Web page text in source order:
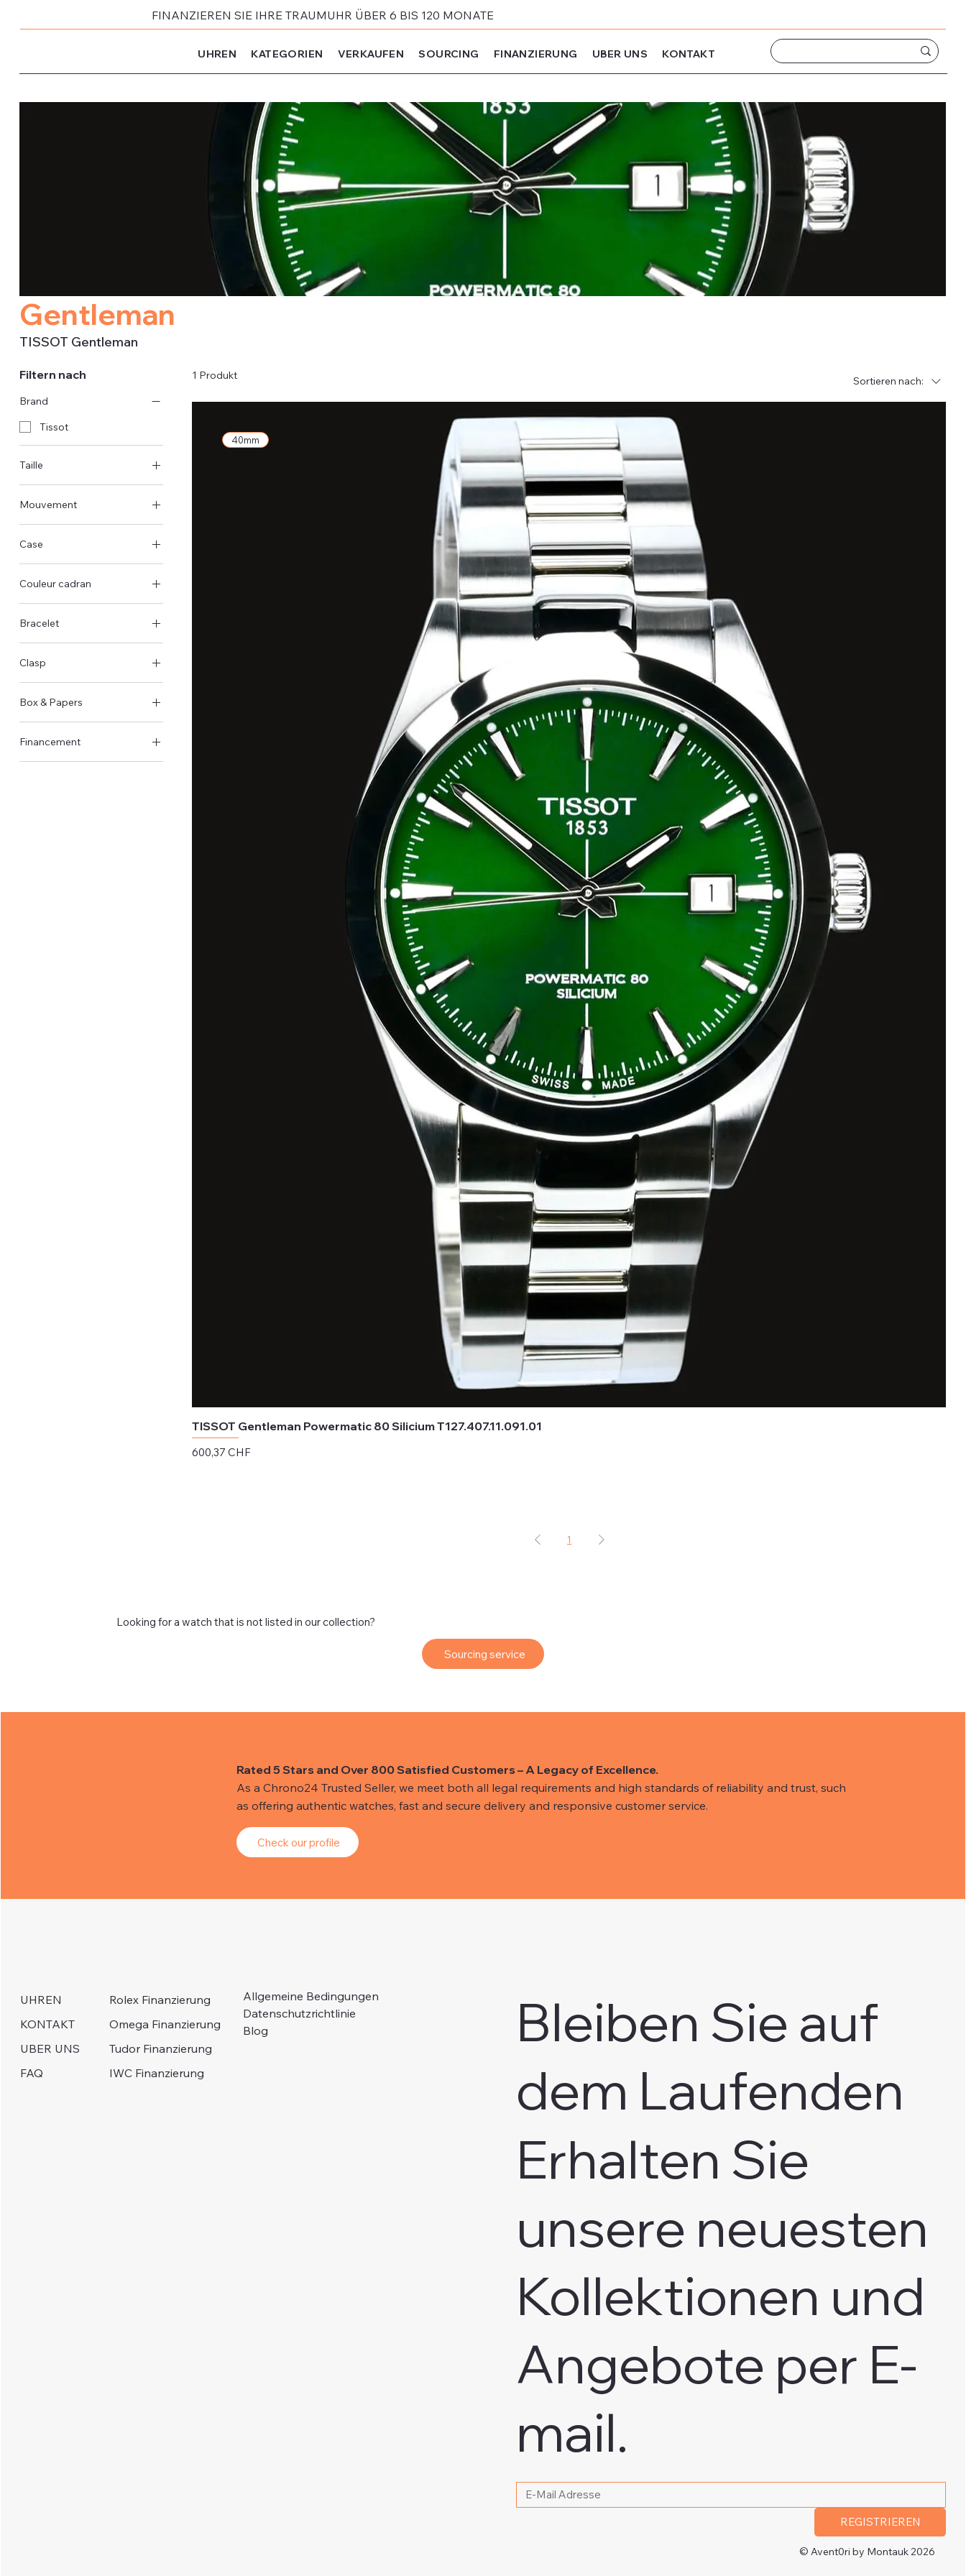
FINANZIEREN SIE IHRE TRAUMUHR ÜBER 6 BIS 120 MONATE
UHREN KATEGORIEN VERKAUFEN SOURCING FINANZIERUNG UBER UNS KONTAKT
Looking for a watch that is not listed in our collection?
Sourcing service
Gentleman
TISSOT Gentleman
Filtern nach
Brand
Tissot
Taille
Mouvement
Case
Couleur cadran
Bracelet
Clasp
Box & Papers
Original Schachtel &
Papiere
Financement
1 Produkt Sortieren nach:
40mm
TISSOT Gentleman Powermatic 80 Silicium T127.407.11.091.01
Preis
600,37 CHF
1
Rated 5 Stars and Over 800 Satisfied Customers – A Legacy of Excellence.
As a Chrono24 Trusted Seller, we meet both all legal requirements and high standards of reliability and trust, such
as offering authentic watches, fast and secure delivery and responsive customer service.
Check our profile
UHREN
KONTAKT
UBER UNS
FAQ
Rolex Finanzierung
Omega Finanzierung
Tudor Finanzierung
IWC Finanzierung
Allgemeine Bedingungen
Datenschutzrichtlinie
Blog
Bleiben Sie auf
dem Laufenden
Erhalten Sie
unsere neuesten
Kollektionen und
Angebote per E-
mail.
REGISTRIEREN
© Avent0ri by Montauk 2026